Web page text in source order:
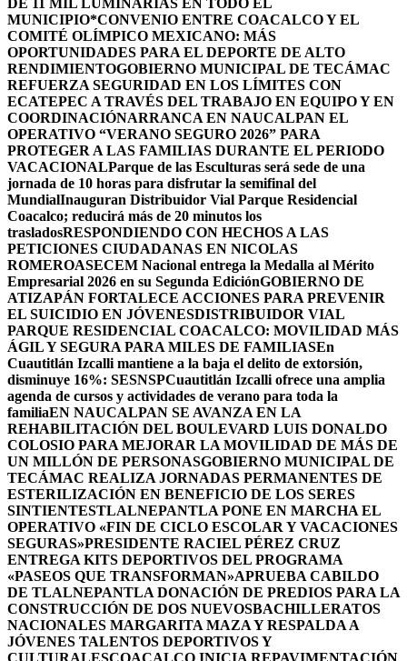
DE 11 MIL LUMINARIAS EN TODO EL
MUNICIPIO*CONVENIO ENTRE COACALCO Y EL
COMITÉ OLÍMPICO MEXICANO: MÁS
OPORTUNIDADES PARA EL DEPORTE DE ALTO
RENDIMIENTOGOBIERNO MUNICIPAL DE TECÁMAC
REFUERZA SEGURIDAD EN LOS LÍMITES CON
ECATEPEC A TRAVÉS DEL TRABAJO EN EQUIPO Y EN
COORDINACIÓNARRANCA EN NAUCALPAN EL
OPERATIVO “VERANO SEGURO 2026” PARA
PROTEGER A LAS FAMILIAS DURANTE EL PERIODO
VACACIONALParque de las Esculturas será sede de una
jornada de 10 horas para disfrutar la semifinal del
MundialInauguran Distribuidor Vial Parque Residencial
Coacalco; reducirá más de 20 minutos los
trasladosRESPONDIENDO CON HECHOS A LAS
PETICIONES CIUDADANAS EN NICOLAS
ROMEROASECEM Nacional entrega la Medalla al Mérito
Empresarial 2026 en su Segunda EdiciónGOBIERNO DE
ATIZAPÁN FORTALECE ACCIONES PARA PREVENIR
EL SUICIDIO EN JÓVENESDISTRIBUIDOR VIAL
PARQUE RESIDENCIAL COACALCO: MOVILIDAD MÁS
ÁGIL Y SEGURA PARA MILES DE FAMILIASEn
Cuautitlán Izcalli mantiene a la baja el delito de extorsión,
disminuye 16%: SESNSPCuautitlán Izcalli ofrece una amplia
agenda de cursos y actividades de verano para toda la
familiaEN NAUCALPAN SE AVANZA EN LA
REHABILITACIÓN DEL BOULEVARD LUIS DONALDO
COLOSIO PARA MEJORAR LA MOVILIDAD DE MÁS DE
UN MILLÓN DE PERSONASGOBIERNO MUNICIPAL DE
TECÁMAC REALIZA JORNADAS PERMANENTES DE
ESTERILIZACIÓN EN BENEFICIO DE LOS SERES
SINTIENTESTLALNEPANTLA PONE EN MARCHA EL
OPERATIVO «FIN DE CICLO ESCOLAR Y VACACIONES
SEGURAS»PRESIDENTE RACIEL PÉREZ CRUZ
ENTREGA KITS DEPORTIVOS DEL PROGRAMA
«PASEOS QUE TRANSFORMAN»APRUEBA CABILDO
DE TLALNEPANTLA DONACIÓN DE PREDIOS PARA LA
CONSTRUCCIÓN DE DOS NUEVOSBACHILLERATOS
NACIONALES MARGARITA MAZA Y RESPALDA A
JÓVENES TALENTOS DEPORTIVOS Y
CULTURALESCOACALCO INICIA REPAVIMENTACIÓN